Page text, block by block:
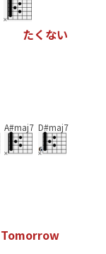
たく ない
A#maj7 D#maj7
Tomorrow